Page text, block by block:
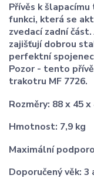
Přívěs k
funkci, která se
zvedací zadní
zajišťují dobrou
perfektní
Pozor - tento
trakotru MF 7726.
Rozměry: 88 x 45 x
Hmotnost: 7,9 kg
Maximální
Doporučený věk: 3